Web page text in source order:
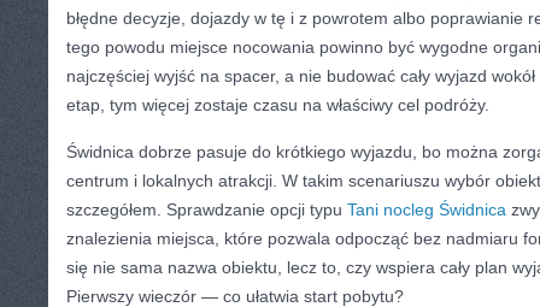
błędne decyzje, dojazdy w tę i z powrotem albo poprawianie
tego powodu miejsce nocowania powinno być wygodne
najczęściej wyjść na spacer, a nie budować cały wyjazd
etap, tym więcej zostaje czasu na właściwy cel podróży.
Świdnica dobrze pasuje do krótkiego wyjazdu, bo można
centrum i lokalnych atrakcji. W takim scenariuszu wybór
szczegółem. Sprawdzanie opcji typu Tani nocleg Świdnica
znalezienia miejsca, które pozwala odpocząć bez nadmiaru
się nie sama nazwa obiektu, lecz to, czy wspiera cały plan
Pierwszy wieczór — co ułatwia start pobytu?